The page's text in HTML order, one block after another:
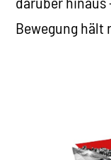
Bewegung hält